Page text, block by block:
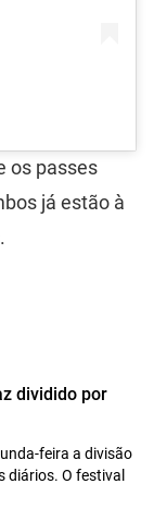
os passes
já estão à
dividido por
feira a divisão
diários. O festival